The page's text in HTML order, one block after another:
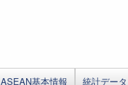
ASEAN基本情報 統計データ